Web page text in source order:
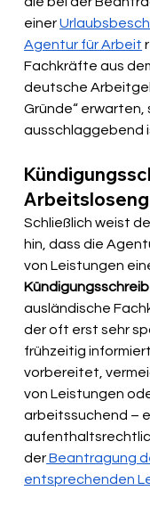
einer
Agentur für Arbeit
Fachkräfte aus
deutsche
Gründe“
ausschlaggebend
Schließlich weist
hin, dass die
von Leistungen
ausländische
der oft erst sehr
frühzeitig
vorbereitet,
von Leistungen
arbeitssuchend –
der Beantragung
entsprechenden